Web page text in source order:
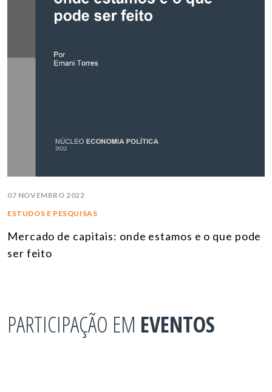
07 NOVEMBRO 2022
ESTUDOS E PESQUISAS
Mercado de capitais: onde estamos e o que pode
ser feito
PARTICIPAÇÃO EM EVENTOS